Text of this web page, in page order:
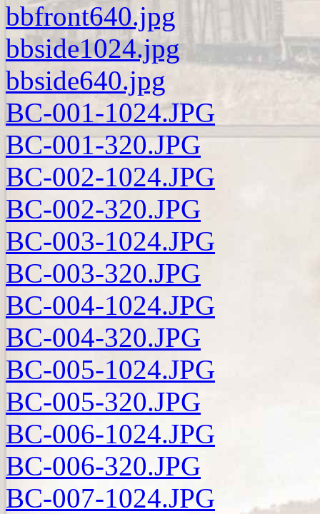
bbfront640.jpg
bbside1024.jpg
bbside640.jpg
BC-001-1024.JPG
BC-001-320.JPG
BC-002-1024.JPG
BC-002-320.JPG
BC-003-1024.JPG
BC-003-320.JPG
BC-004-1024.JPG
BC-004-320.JPG
BC-005-1024.JPG
BC-005-320.JPG
BC-006-1024.JPG
BC-006-320.JPG
BC-007-1024.JPG